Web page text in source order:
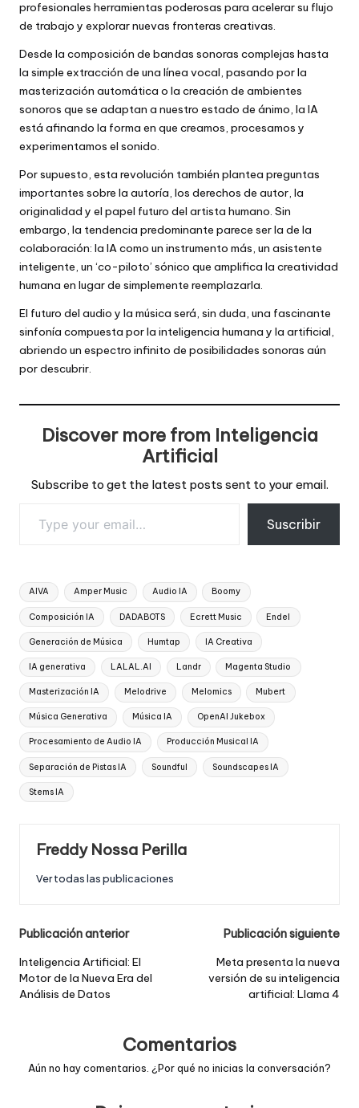
profesionales herramientas poderosas para acelerar su flujo
de trabajo y explorar nuevas fronteras creativas.
Desde la composición de bandas sonoras complejas hasta
la simple extracción de una línea vocal, pasando por la
masterización automática o la creación de ambientes
sonoros que se adaptan a nuestro estado de ánimo, la IA
está afinando la forma en que creamos, procesamos y
experimentamos el sonido.
Por supuesto, esta revolución también plantea preguntas
importantes sobre la autoría, los derechos de autor, la
originalidad y el papel futuro del artista humano. Sin
embargo, la tendencia predominante parece ser la de la
colaboración: la IA como un instrumento más, un asistente
inteligente, un ‘co-piloto’ sónico que amplifica la creatividad
humana en lugar de simplemente reemplazarla.
El futuro del audio y la música será, sin duda, una fascinante
sinfonía compuesta por la inteligencia humana y la artificial,
abriendo un espectro infinito de posibilidades sonoras aún
por descubrir.
Discover more from Inteligencia
Artificial
Subscribe to get the latest posts sent to your email.
Suscribir
Tags:
AIVA Amper Music Audio IA Boomy
Composición IA DADABOTS Ecrett Music Endel
Generación de Música Humtap IA Creativa
IA generativa LALAL.AI Landr Magenta Studio
Masterización IA Melodrive Melomics Mubert
Música Generativa Música IA OpenAI Jukebox
Procesamiento de Audio IA Producción Musical IA
Separación de Pistas IA Soundful Soundscapes IA
Stems IA
Freddy Nossa Perilla
Ver todas las publicaciones
Post
navigation
Publicación anterior
Inteligencia Artificial: El
Motor de la Nueva Era del
Análisis de Datos
Publicación siguiente
Meta presenta la nueva
versión de su inteligencia
artificial: Llama 4
Comentarios
Aún no hay comentarios. ¿Por qué no inicias la conversación?